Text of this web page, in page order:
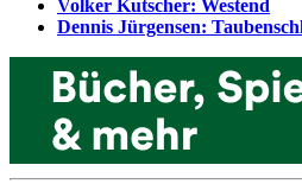
Volker Kutscher: Westend
Dennis Jürgensen: